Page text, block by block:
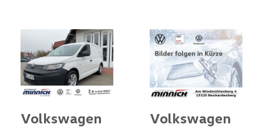
Volkswagen
Volkswagen